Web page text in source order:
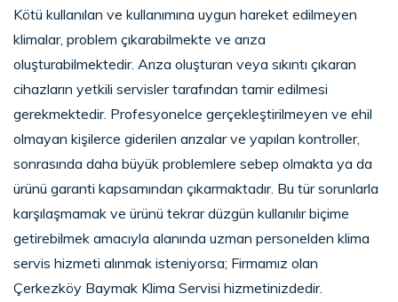
Kötü kullanılan ve kullanımına uygun hareket edilmeyen
klimalar, problem çıkarabilmekte ve arıza
oluşturabilmektedir. Arıza oluşturan veya sıkıntı çıkaran
cihazların yetkili servisler tarafından tamir edilmesi
gerekmektedir. Profesyonelce gerçekleştirilmeyen ve ehil
olmayan kişilerce giderilen arızalar ve yapılan kontroller,
sonrasında daha büyük problemlere sebep olmakta ya da
ürünü garanti kapsamından çıkarmaktadır. Bu tür sorunlarla
karşılaşmamak ve ürünü tekrar düzgün kullanılır biçime
getirebilmek amacıyla alanında uzman personelden klima
servis hizmeti alınmak isteniyorsa; Firmamız olan
Çerkezköy Baymak Klima Servisi hizmetinizdedir.